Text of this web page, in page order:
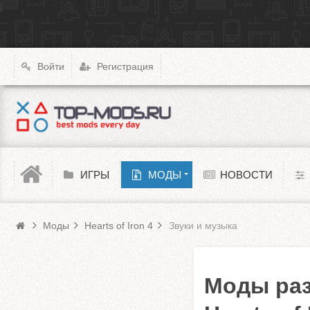
Войти Регистрация
Моды HoI 4
ИГРЫ МОДЫ
XCOM: Chimera Squad
Cyberpunk 2077
Teardown
Melon Playground
Barotrauma НОВОСТИ
Моды Hearts of Iron 4 Звуки и музыка
Моды